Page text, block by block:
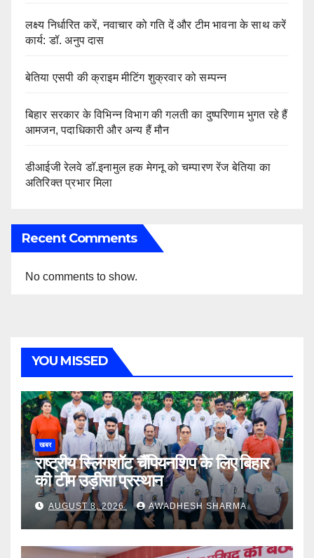
लक्ष्य निर्धारित करें, नवाचार को गति दें और टीम भावना के साथ करें
कार्य: डॉ. अनुप दास
बेतिया एसपी की क्राइम मीटिंग शुक्रवार को सम्पन्न
बिहार सरकार के विभिन्न विभाग की गलती का दुष्परिणाम भुगत रहे हैं
आमजन, पदाधिकारी और अन्य हैं मौन
डीआईजी रेलवे डॉ.इनामुल हक मेगनू को चम्पारण रेंज बेतिया का
अतिरिक्त प्रभार मिला
Recent Comments
No comments to show.
YOU MISSED
खबर
राष्ट्रीय स्लिंगशॉट चैंपियनशिप के लिए बिहार
की टीम उड़ीसा प्रस्थान
AUGUST 8, 2026 AWADHESH SHARMA